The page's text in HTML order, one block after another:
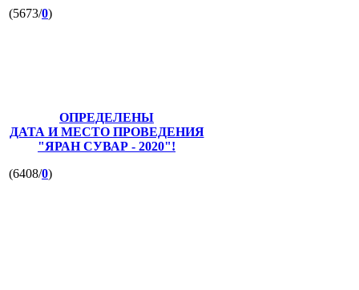
(5673/0)
ОПРЕДЕЛЕНЫ
ДАТА И МЕСТО ПРОВЕДЕНИЯ
"ЯРАН СУВАР - 2020"!
(6408/0)